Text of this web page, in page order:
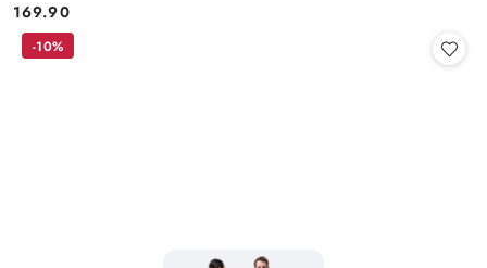
Cena:
169.90
-10%